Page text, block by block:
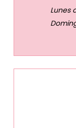
Lunes